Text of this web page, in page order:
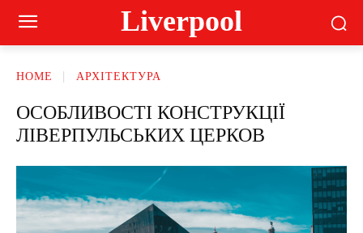
Liverpool
HOME АРХІТЕКТУРА
ОСОБЛИВОСТІ КОНСТРУКЦІЇ
ЛІВЕРПУЛЬСЬКИХ ЦЕРКОВ